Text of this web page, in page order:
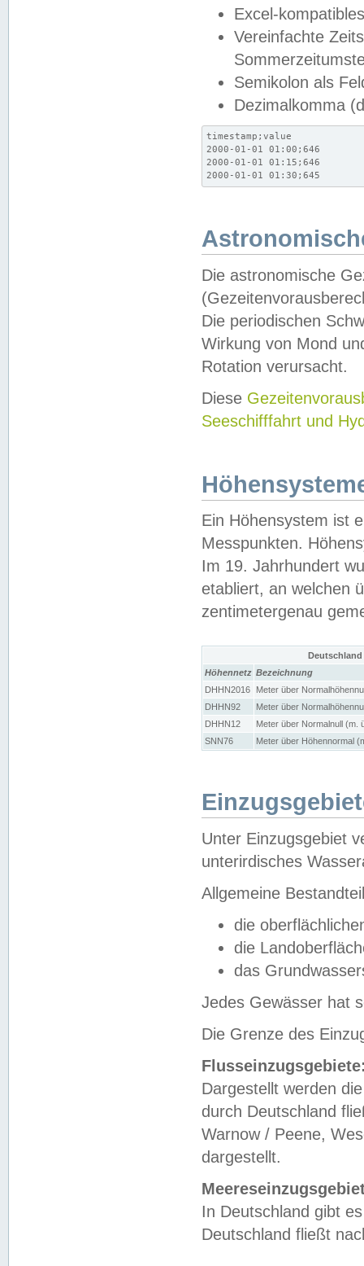
Excel-
Vereinfachte
Semikolon als
Dezimalkomma
timestamp;value
2000-01-01 01:00;646
2000-01-01 01:15;646
2000-01-01 01:30;645
Die astronomische
Die periodischen
Wirkung von Mond
Rotation verursacht.
Diese
Seeschifffahrt und
Ein Höhensystem ist
Messpunkten.
Im 19. Jahrhundert
etabliert, an welchen
zentimetergenau
Höhennetz Bezeichnung
DHHN2016
Meter über
DHHN92
Meter über
DHHN12
Meter über Normalnull (m.
SNN76
Meter über Höhennormal
Unter Einzugsgebiet
unterirdisches
Allgemeine
die
die
das
Jedes Gewässer hat
Die Grenze des
Dargestellt werden
durch Deutschland
Warnow / Peene,
dargestellt.
In Deutschland gibt
Deutschland fließt